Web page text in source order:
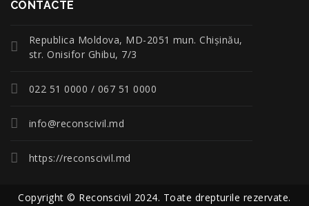
CONTACTE
Republica Moldova, MD-2051 mun. Chişinău,
str. Onisifor Ghibu, 7/3
022 51 0000 / 067 51 0000
info@reconscivil.md
https://reconscivil.md
Copyright © Reconscivil 2024. Toate drepturile rezervate.